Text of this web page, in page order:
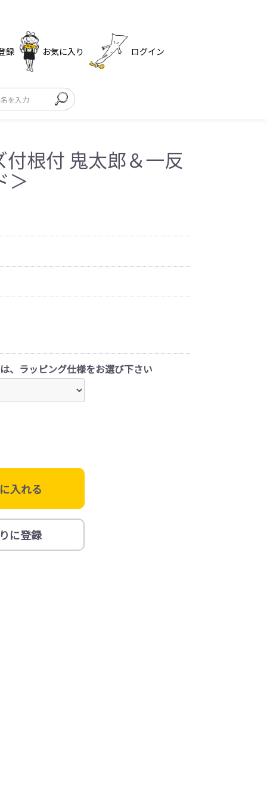
録 お気に入り ログイン
付根付 鬼太郎＆一反
＞
、ラッピング仕様をお選び下さい
入れる
に登録